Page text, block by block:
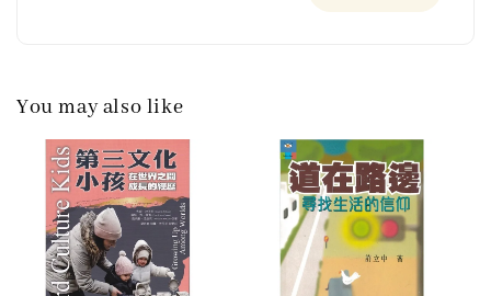
You may also like